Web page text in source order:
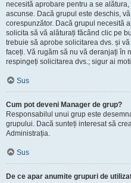
necesită aprobare pentru a se
ascunse. Dacă grupul este deschis,
corespunzător. Dacă grupul necesită
solicita să vă alăturați făcând clic pe
trebuie să aprobe solicitarea dvs. și
faceți. Vă rugăm să nu vă deranjați în
respingeți solicitarea dvs.; sigur ai
Sus
Cum pot deveni Manager de grup?
Responsabilul unui grup este
grupului. Dacă sunteți interesat să
Administrația.
Sus
De ce apar anumite grupuri de